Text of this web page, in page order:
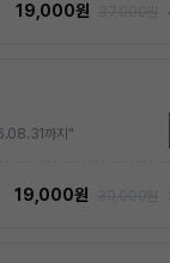
19,000원
까지"
19,000원